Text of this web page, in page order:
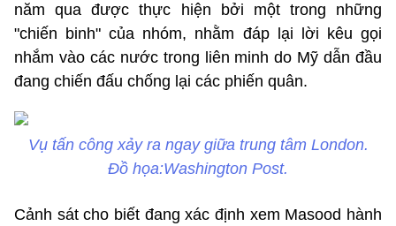
năm qua được thực hiện bởi một trong những
"chiến binh" của nhóm, nhằm đáp lại lời kêu gọi
nhắm vào các nước trong liên minh do Mỹ dẫn đầu
đang chiến đấu chống lại các phiến quân.
Vụ tấn công xảy ra ngay giữa trung tâm London.
Đồ họa:Washington Post.
Cảnh sát cho biết đang xác định xem Masood hành